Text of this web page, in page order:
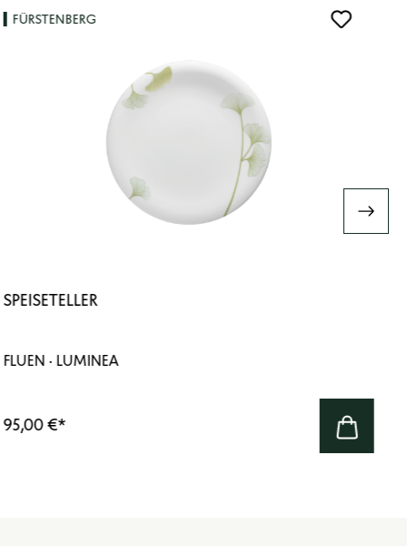
FÜRSTENBERG
SPEISETELLER
FLUEN · LUMINEA
95,00 €*